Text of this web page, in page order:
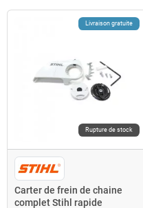
Livraison gratuite
Rupture de stock
Carter de frein de chaine
complet Stihl rapide